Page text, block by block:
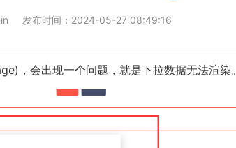
发布时间： 2024-05-27 08:49:16
，会出现一个问题，就是下拉数据无法渲染。